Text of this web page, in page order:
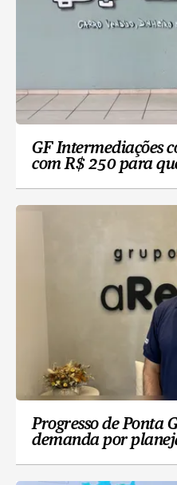
GF Intermediações
com R$ 250 para
Progresso de Ponta
demanda por